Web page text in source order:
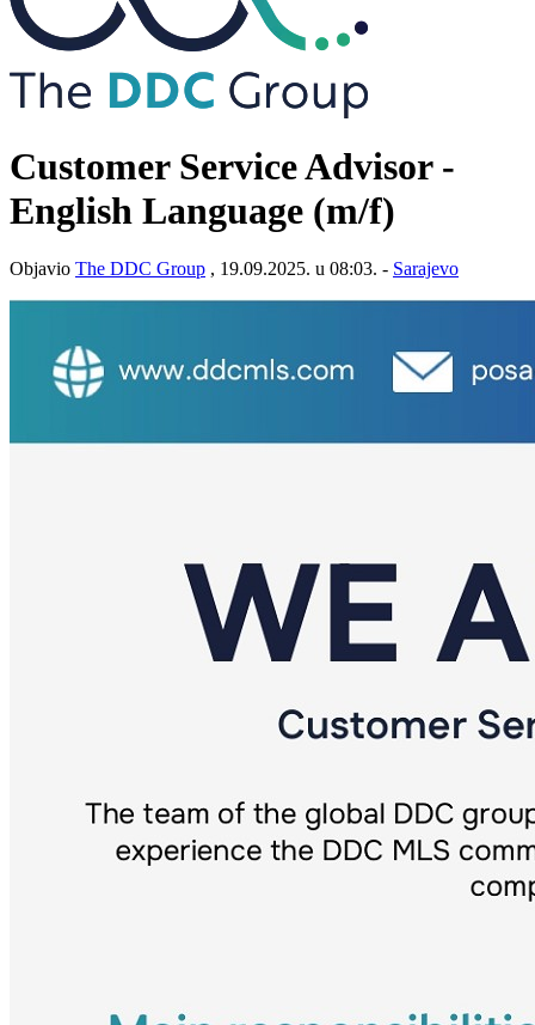
Customer Service Advisor -
English Language (m/f)
Objavio The DDC Group , 19.09.2025. u 08:03. - Sarajevo